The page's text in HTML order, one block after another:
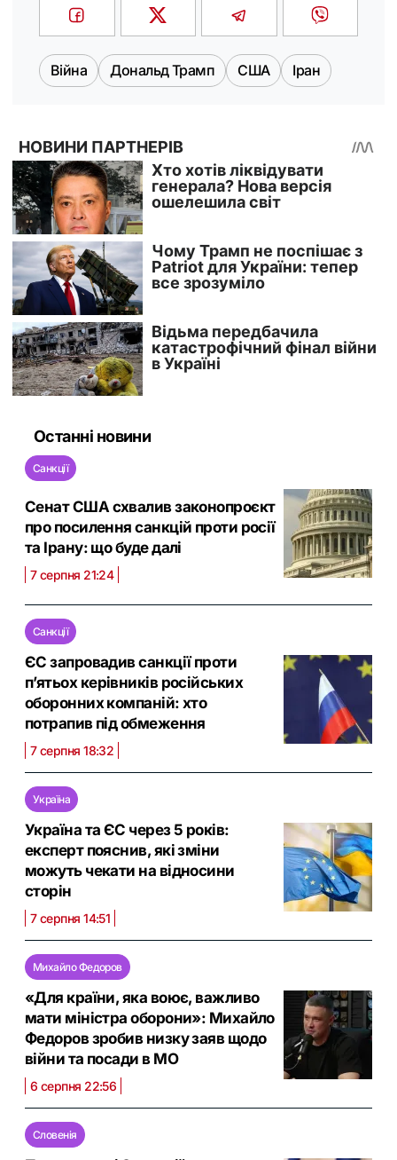
Війна Дональд Трамп США Іран
Останні новини
Санкції
Сенат США схвалив законопроєкт
про посилення санкцій проти росії
та Ірану: що буде далі
7 серпня 21:24
Санкції
ЄС запровадив санкції проти
п’ятьох керівників російських
оборонних компаній: хто
потрапив під обмеження
7 серпня 18:32
Україна
Україна та ЄС через 5 років:
експерт пояснив, які зміни
можуть чекати на відносини
сторін
7 серпня 14:51
Михайло Федоров
«Для країни, яка воює, важливо
мати міністра оборони»: Михайло
Федоров зробив низку заяв щодо
війни та посади в МО
6 серпня 22:56
Словенія